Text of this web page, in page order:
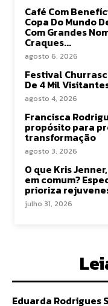
Café Com
Copa Do Mundo
Com Grandes
Craques...
agosto 6, 2026
Festival
De 4 Mil
agosto 4, 2026
Francisca
propósito para
transformação
agosto 3, 2026
O que Kris
em comum?
prioriza
julho 31, 2026
Eduarda Rodrigues